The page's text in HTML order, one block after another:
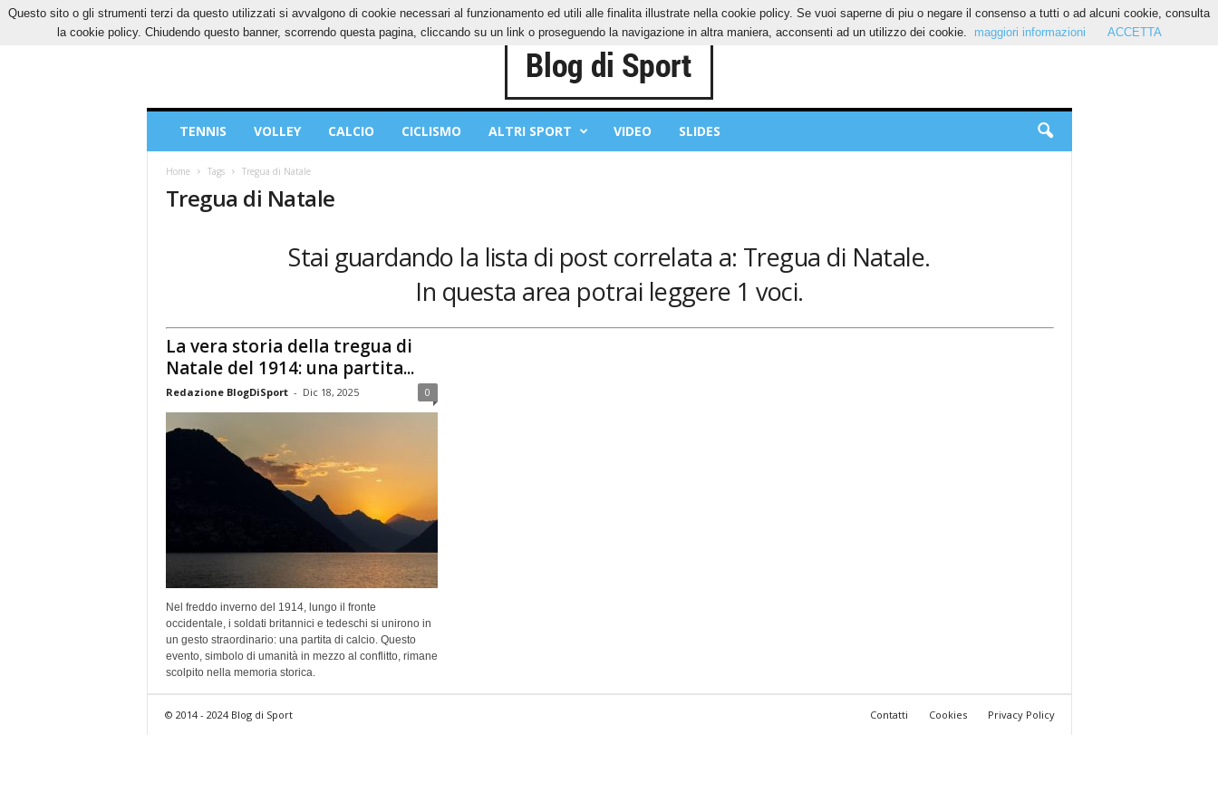
GIOVEDÌ, 6 AGOSTO 2026 CONTATTI COOKIES PRIVACY POLICY
Sport
TENNIS VOLLEY CALCIO CICLISMO ALTRI SPORT VIDEO SLIDES
Home Tags Tregua di Natale
Tregua di Natale
Stai guardando la lista di post correlata a: Tregua di Natale.
In questa area potrai leggere 1 voci.
La vera storia della tregua di
Natale del 1914: una partita...
Redazione BlogDiSport - Dic 18, 2025 0
Nel freddo inverno del 1914, lungo il fronte
occidentale, i soldati britannici e tedeschi si unirono in
un gesto straordinario: una partita di calcio. Questo
evento, simbolo di umanità in mezzo al conflitto, rimane
scolpito nella memoria storica.
Contatti Cookies Privacy Policy
© 2014 - 2024 Blog di Sport
Questo sito o gli strumenti terzi da questo utilizzati si avvalgono di cookie necessari al funzionamento ed utili alle finalita illustrate nella cookie policy. Se vuoi saperne di piu o negare il consenso a tutti o ad alcuni cookie, consulta
la cookie policy. Chiudendo questo banner, scorrendo questa pagina, cliccando su un link o proseguendo la navigazione in altra maniera, acconsenti ad un utilizzo dei cookie.
maggiori informazioni ACCETTA